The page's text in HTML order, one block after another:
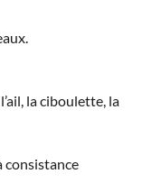
la ciboulette, la
consistance